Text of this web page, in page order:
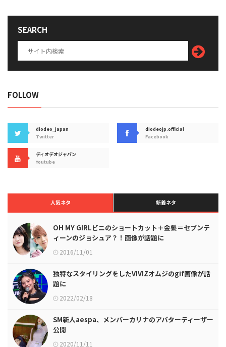
SEARCH
FOLLOW
diodeo_japan
Twitter
diodeojp.official
Facebook
ディオデオジャパン
Youtube
人気ネタ 新着ネタ
OH MY GIRLビニのショートカット＋金髪＝セブンテ
ィーンのジョシュア？！画像が話題に
2016/11/01
独特なスタイリングをしたVIVIZオムジのgif画像が話
題に
2022/02/18
SM新人aespa、メンバーカリナのアバターティーザー
公開
2020/11/11